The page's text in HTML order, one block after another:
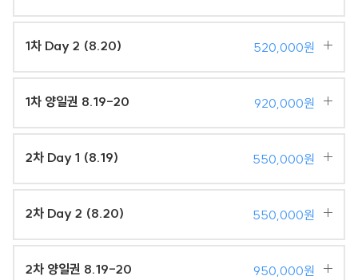
1차 Day 2 (8.20) 520,000원
1차 양일권 8.19-20 920,000원
2차 Day 1 (8.19) 550,000원
2차 Day 2 (8.20) 550,000원
2차 양일권 8.19-20 950,000원